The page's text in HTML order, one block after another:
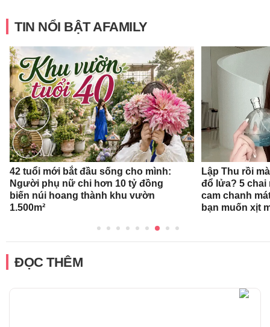
TIN NỔI BẬT AFAMILY
42 tuổi mới bắt đầu sống cho mình:
Người phụ nữ chi hơn 10 tỷ đồng
biến núi hoang thành khu vườn
1.500m²
Lập Thu rồi
đổ lửa? 5
cam chanh
bạn muốn xịt
ĐỌC THÊM